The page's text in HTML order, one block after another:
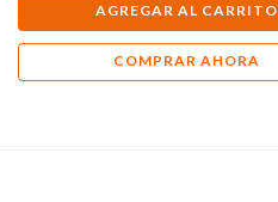
AGREGAR AL CARRITO
COMPRAR AHORA